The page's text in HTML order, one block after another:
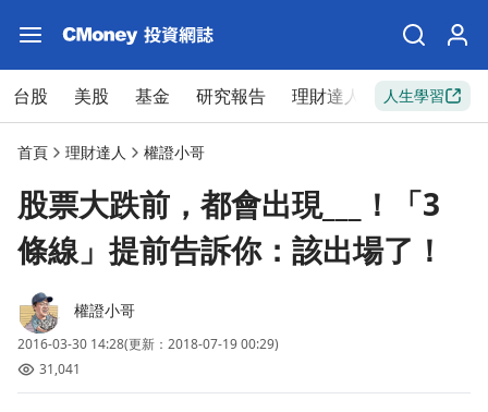
台股 美股 基金 研究報告 理財達人 新手入門
人生學習
首頁 理財達人 權證小哥
股票大跌前，都會出現___！「3
條線」提前告訴你：該出場了！
權證小哥
2016-03-30 14:28(更新：2018-07-19 00:29)
31,041